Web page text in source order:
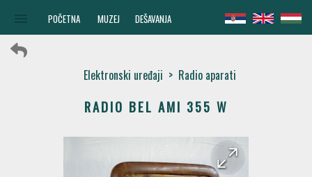
POČETNA MUZEJ DEŠAVANJA
Elektronski uređaji > Radio aparati
RADIO BEL AMI 355 W
arrow_back
arrow_forward